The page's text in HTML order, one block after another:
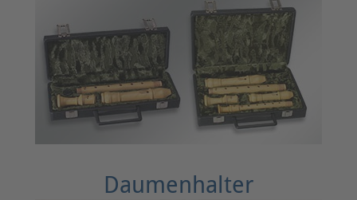
Daumenhalter